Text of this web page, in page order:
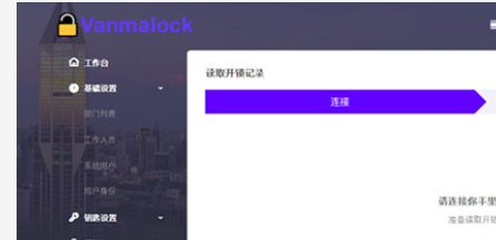
系统工作台
树型结构管理一目了然
列表与地图呈现方式结合